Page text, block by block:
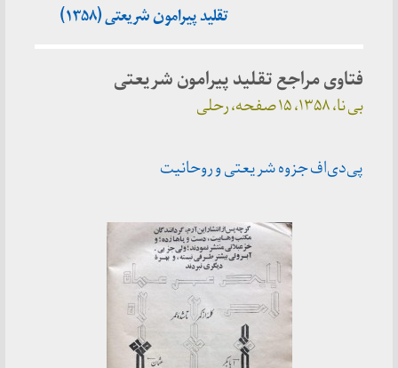
تقلید پیرامون شریعتی (۱۳۵۸)
فتاوی مراجع تقلید پیرامون شریعتی
بی نا، ۱۳۵۸، ۱۵ صفحه، رحلی
پی‌دی‌اف جزوه شریعتی و روحانیت